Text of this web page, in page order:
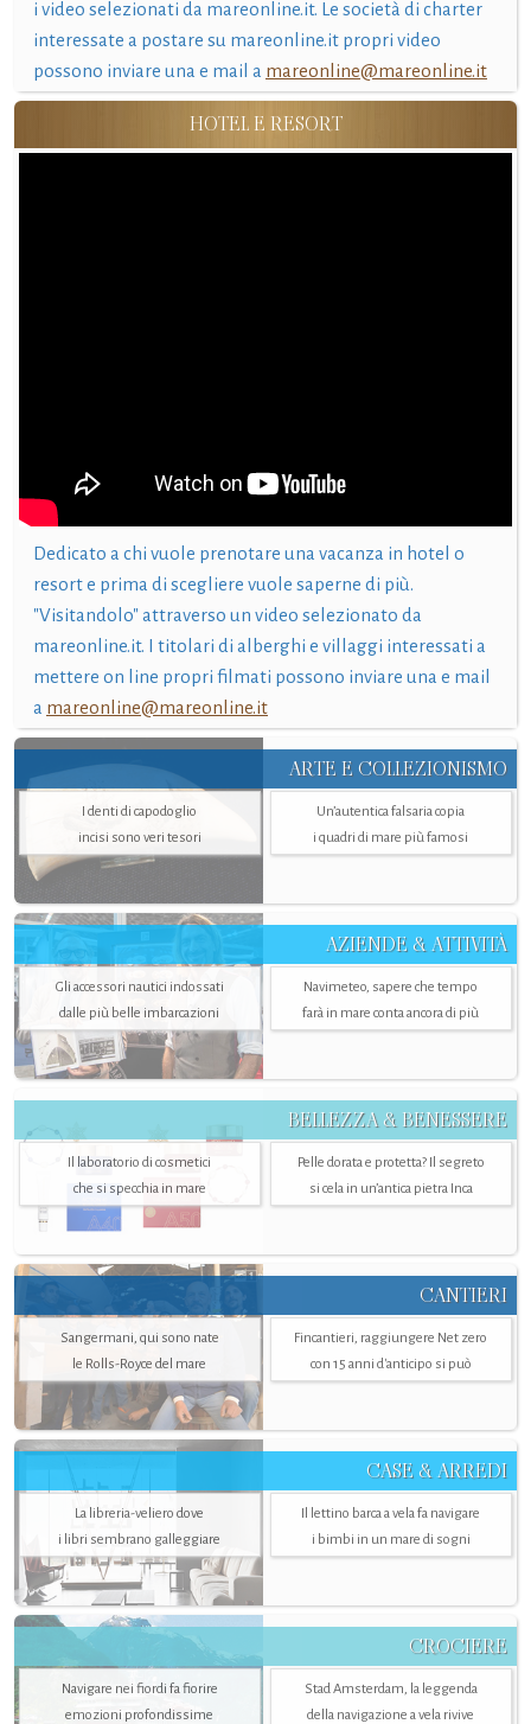
i video selezionati da mareonline.it. Le società di charter
interessate a postare su mareonline.it propri video
possono inviare una e mail a mareonline@mareonline.it
HOTEL E RESORT
Dedicato a chi vuole prenotare una vacanza in hotel o
resort e prima di scegliere vuole saperne di più.
"Visitandolo" attraverso un video selezionato da
mareonline.it. I titolari di alberghi e villaggi interessati a
mettere on line propri filmati possono inviare una e mail
a mareonline@mareonline.it
ARTE E COLLEZIONISMO
I denti di capodoglio
incisi sono veri tesori
Un’autentica falsaria copia
i quadri di mare più famosi
AZIENDE & ATTIVITÀ
Gli accessori nautici indossati
dalle più belle imbarcazioni
Navimeteo, sapere che tempo
farà in mare conta ancora di più
BELLEZZA & BENESSERE
Il laboratorio di cosmetici
che si specchia in mare
Pelle dorata e protetta? Il segreto
si cela in un’antica pietra Inca
CANTIERI
Sangermani, qui sono nate
le Rolls-Royce del mare
Fincantieri, raggiungere Net zero
con 15 anni d'anticipo si può
CASE & ARREDI
La libreria-veliero dove
i libri sembrano galleggiare
Il lettino barca a vela fa navigare
i bimbi in un mare di sogni
CROCIERE
Navigare nei fiordi fa fiorire
emozioni profondissime
Stad Amsterdam, la leggenda
della navigazione a vela rivive